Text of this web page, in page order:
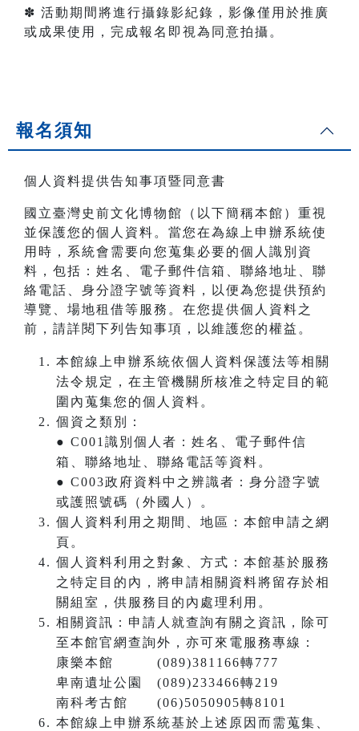
✽ 活動期間將進行攝錄影紀錄，影像僅用於推廣
或成果使用，完成報名即視為同意拍攝。
報名須知
個人資料提供告知事項暨同意書
國立臺灣史前文化博物館（以下簡稱本館）重視
並保護您的個人資料。當您在為線上申辦系統使
用時，系統會需要向您蒐集必要的個人識別資
料，包括：姓名、電子郵件信箱、聯絡地址、聯
絡電話、身分證字號等資料，以便為您提供預約
導覽、場地租借等服務。在您提供個人資料之
前，請詳閱下列告知事項，以維護您的權益。
本館線上申辦系統依個人資料保護法等相關
法令規定，在主管機關所核准之特定目的範
圍內蒐集您的個人資料。
個資之類別：
● C001識別個人者：姓名、電子郵件信
箱、聯絡地址、聯絡電話等資料。
● C003政府資料中之辨識者：身分證字號
或護照號碼（外國人）。
個人資料利用之期間、地區：本館申請之網
頁。
個人資料利用之對象、方式：本館基於服務
之特定目的內，將申請相關資料將留存於相
關組室，供服務目的內處理利用。
相關資訊：申請人就查詢有關之資訊，除可
至本館官網查詢外，亦可來電服務專線：
康樂本館 (089)381166轉777
卑南遺址公園 (089)233466轉219
南科考古館 (06)5050905轉8101
本館線上申辦系統基於上述原因而需蒐集、